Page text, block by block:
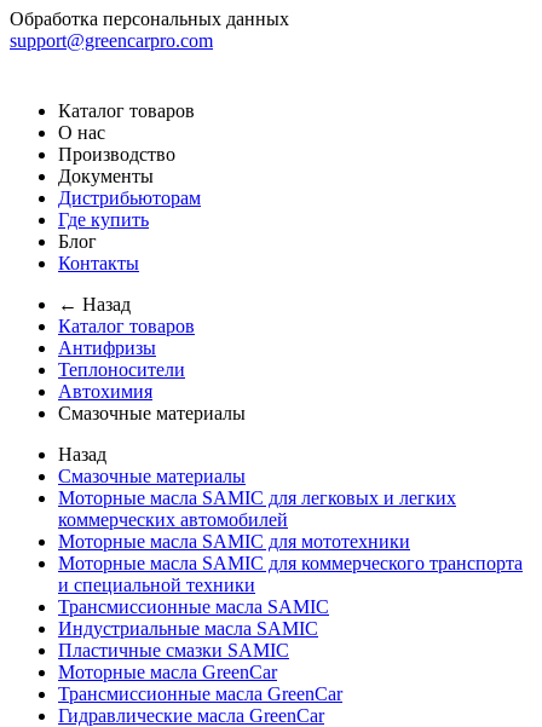
Обработка персональных данных
support@greencarpro.com
Каталог товаров
О нас
Производство
Документы
Дистрибьюторам
Где купить
Блог
Контакты
← Назад
Каталог товаров
Антифризы
Теплоносители
Автохимия
Смазочные материалы
Назад
Смазочные материалы
Моторные масла SAMIC для легковых и легких
коммерческих автомобилей
Моторные масла SAMIC для мототехники
Моторные масла SAMIC для коммерческого транспорта
и специальной техники
Трансмиссионные масла SAMIC
Индустриальные масла SAMIC
Пластичные смазки SAMIC
Моторные масла GreenCar
Трансмиссионные масла GreenCar
Гидравлические масла GreenCar